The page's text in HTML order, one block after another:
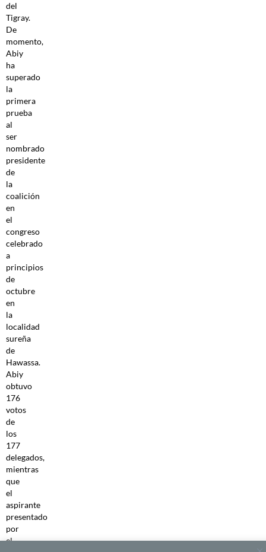
del
Tigray.
De
momento,
Abiy
ha
superado
la
primera
prueba
al
ser
nombrado
presidente
de
la
coalición
en
el
congreso
celebrado
a
principios
de
octubre
en
la
localidad
sureña
de
Hawassa.
Abiy
obtuvo
176
votos
de
los
177
delegados,
mientras
que
el
aspirante
presentado
por
el